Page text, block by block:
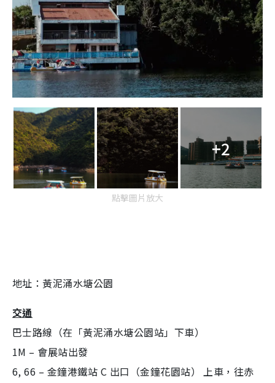
+2
點擊圖片放大
地址：黃泥涌水塘公園
交通
巴士路線（在「黃泥涌水塘公園站」下車）
1M – 會展站出發
6, 66 – 金鐘港鐵站 C 出口（金鐘花園站） 上車，往赤